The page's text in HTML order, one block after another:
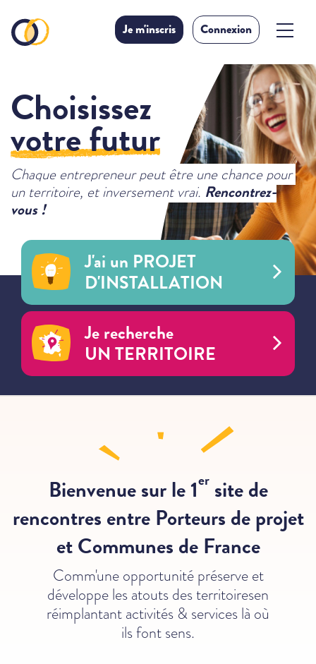
Je m'inscris Connexion
Choisissez
votre futur
Chaque entrepreneur peut être une chance pour
un territoire, et inversement vrai. Rencontrez-
vous !
J'ai un PROJET
D'INSTALLATION
Je recherche
UN TERRITOIRE
Bienvenue sur le 1ersite de
rencontres entre Porteurs de projet
etCommunes de France
Comm'une opportunité préserve et
développe les atouts des territoiresen
réimplantant activités & services là où
ils font sens.